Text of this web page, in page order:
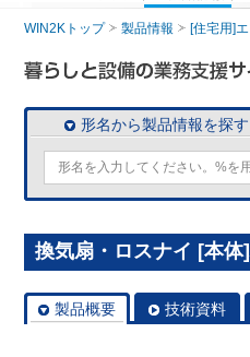
WIN2Kトップ 製品情報 [住宅用]
形名から製品情報を探す
換気扇・ロスナイ [本
製品概要 技術資料